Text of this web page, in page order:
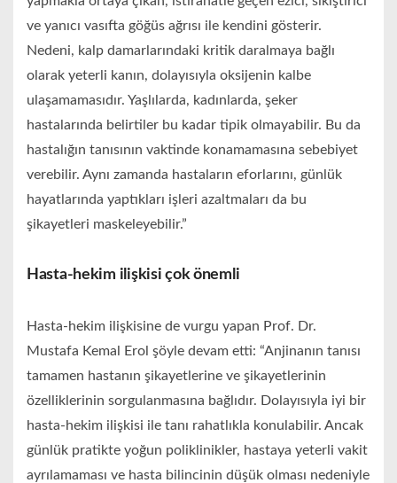
ve yanıcı vasıfta göğüs ağrısı ile kendini gösterir.
Nedeni, kalp damarlarındaki kritik daralmaya bağlı
olarak yeterli kanın, dolayısıyla oksijenin kalbe
ulaşamamasıdır. Yaşlılarda, kadınlarda, şeker
hastalarında belirtiler bu kadar tipik olmayabilir. Bu da
hastalığın tanısının vaktinde konamamasına sebebiyet
verebilir. Aynı zamanda hastaların eforlarını, günlük
hayatlarında yaptıkları işleri azaltmaları da bu
şikayetleri maskeleyebilir.”
Hasta-hekim ilişkisi çok önemli
Hasta-hekim ilişkisine de vurgu yapan Prof. Dr.
Mustafa Kemal Erol şöyle devam etti: “Anjinanın tanısı
tamamen hastanın şikayetlerine ve şikayetlerinin
özelliklerinin sorgulanmasına bağlıdır. Dolayısıyla iyi bir
hasta-hekim ilişkisi ile tanı rahatlıkla konulabilir. Ancak
günlük pratikte yoğun poliklinikler, hastaya yeterli vakit
ayrılamaması ve hasta bilincinin düşük olması nedeniyle